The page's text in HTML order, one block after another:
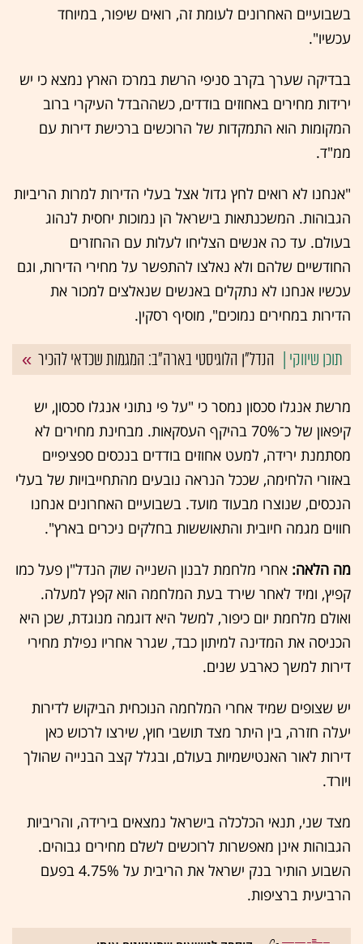
בשבועיים האחרונים לעומת זה, רואים שיפור, במיוחד
עכשיו".
בבדיקה שערך בקרב סניפי הרשת במרכז הארץ נמצא כי יש
ירידות מחירים באחוזים בודדים, כשההבדל העיקרי ברוב
המקומות הוא התמקדות של הרוכשים ברכישת דירות עם
ממ"ד.
"אנחנו לא רואים לחץ גדול אצל בעלי הדירות למרות הריביות
הגבוהות. המשכנתאות בישראל הן נמוכות יחסית לנהוג
בעולם. עד כה אנשים הצליחו לעלות עם ההחזרים
החודשיים שלהם ולא נאלצו להתפשר על מחירי הדירות, וגם
עכשיו אנחנו לא נתקלים באנשים שנאלצים למכור את
הדירות במחירים נמוכים", מוסיף רסקין.
הנדל"ן הלוגיסטי בארה"ב: המגמות שכדאי להכיר
מרשת אנגלו סכסון נמסר כי "על פי נתוני אנגלו סכסון, יש
קיפאון של כ־70% בהיקף העסקאות. מבחינת מחירים לא
מסתמנת ירידה, למעט אחוזים בודדים בנכסים ספציפיים
באזורי הלחימה, שככל הנראה נובעים מהתחייבויות של בעלי
הנכסים, שנוצרו מבעוד מועד. בשבועיים האחרונים אנחנו
חווים מגמה חיובית והתאוששות בחלקים ניכרים בארץ".
מה הלאה: אחרי מלחמת לבנון השנייה שוק הנדל"ן פעל כמו
קפיץ, ומיד לאחר שירד בעת המלחמה הוא קפץ למעלה.
ואולם מלחמת יום כיפור, למשל היא דוגמה מנוגדת, שכן היא
הכניסה את המדינה למיתון כבד, שגרר אחריו נפילת מחירי
דירות למשך כארבע שנים.
יש שצופים שמיד אחרי המלחמה הנוכחית הביקוש לדירות
יעלה חזרה, בין היתר מצד תושבי חוץ, שירצו לרכוש כאן
דירות לאור האנטישמיות בעולם, ובגלל קצב הבנייה שהולך
ויורד.
מצד שני, תנאי הכלכלה בישראל נמצאים בירידה, והריביות
הגבוהות אינן מאפשרות לרוכשים לשלם מחירים גבוהים.
השבוע הותיר בנק ישראל את הריבית על 4.75% בפעם
הרביעית ברציפות.